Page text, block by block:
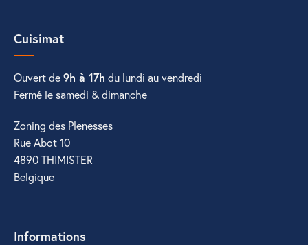
Cuisimat
Ouvert de9h à 17h du lundi au vendredi
Fermé le samedi & dimanche
Zoning des Plenesses
Rue Abot 10
4890 THIMISTER
Belgique
Informations